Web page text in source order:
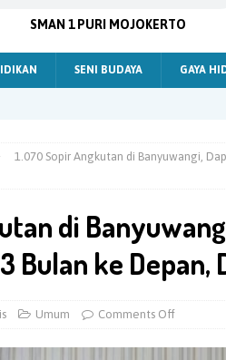
SMAN 1 PURI MOJOKERTO
SENI BUDAYA GAYA
1.070 Sopir Angkutan di Banyuwangi,
di
Bulan ke Depan,
Umum Comments Off